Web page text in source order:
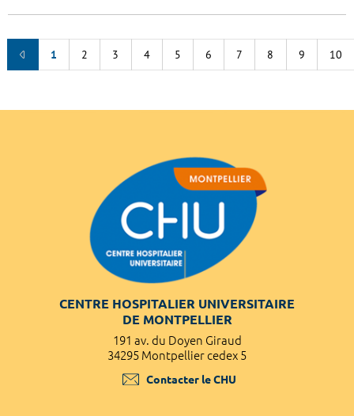
1 2 3 4 5 6 7 8 9 10
CENTRE HOSPITALIER UNIVERSITAIRE
DE MONTPELLIER
191 av. du Doyen Giraud
34295 Montpellier cedex 5
Contacter le CHU